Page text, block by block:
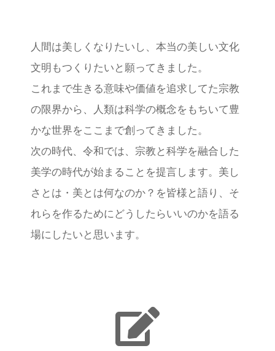
人間は美しくなりたいし、本当の美しい文化
文明もつくりたいと願ってきました。
これまで生きる意味や価値を追求してた宗教
の限界から、人類は科学の概念をもちいて豊
かな世界をここまで創ってきました。
次の時代、令和では、宗教と科学を融合した
美学の時代が始まることを提言します。美し
さとは・美とは何なのか？を皆様と語り、そ
れらを作るためにどうしたらいいのかを語る
場にしたいと思います。